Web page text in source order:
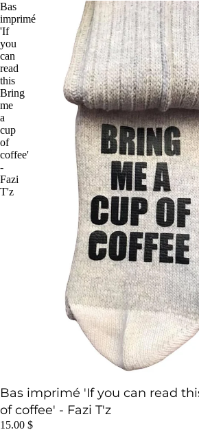
Bas
imprimé
'If
you
can
read
this
Bring
me
a
cup
of
coffee'
-
Fazi
T'z
Bas imprimé 'If you can read
of coffee' - Fazi T'z
15.00 $